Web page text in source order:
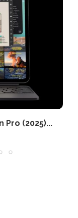
Pro (2025)...